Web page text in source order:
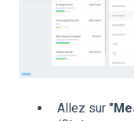
Allez sur